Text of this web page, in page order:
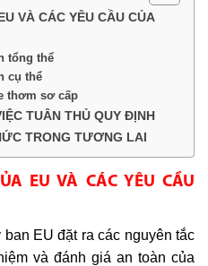
VÀ CÁC YÊU CẦU CỦA
tổng thể
cụ thể
thơm sơ cấp
TUÂN THỦ QUY ĐỊNH
TRONG TƯƠNG LAI
EU VÀ CÁC YÊU CẦU
EU đặt ra các nguyên tắc
và đánh giá an toàn của